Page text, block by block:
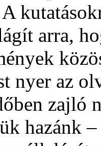
arra,
nyer az
zajló
hazánk